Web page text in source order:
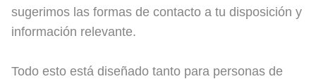
sugerimos las formas de contacto a tu disposición y
información relevante.
Todo esto está diseñado tanto para personas de